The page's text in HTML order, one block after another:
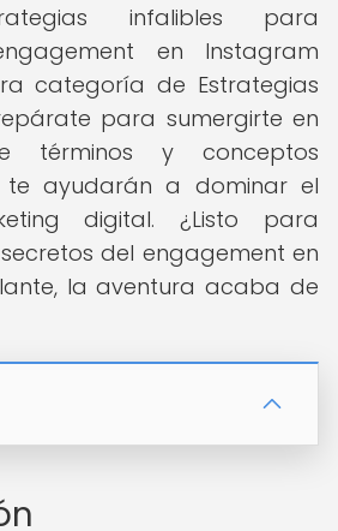
infalibles para
en Instagram
categoría de Estrategias
para sumergirte en
términos y conceptos
ayudarán a dominar el
digital. ¿Listo para
del engagement en
la aventura acaba de